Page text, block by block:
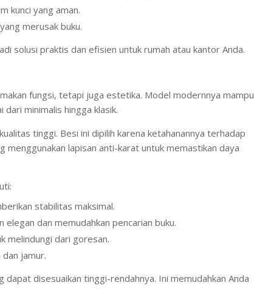
kunci yang aman.
merusak buku.
solusi praktis dan efisien untuk rumah atau kantor Anda.
fungsi, tetapi juga estetika. Model modernnya mampu
minimalis hingga klasik.
tinggi. Besi ini dipilih karena ketahanannya terhadap
lapisan anti-karat untuk memastikan daya
stabilitas maksimal.
elegan dan memudahkan pencarian buku.
melindungi dari goresan.
jamur.
dapat disesuaikan tinggi-rendahnya. Ini memudahkan Anda